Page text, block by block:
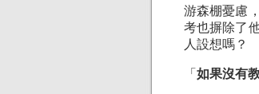
游森棚憂慮
考也摒除了
人設想嗎？
「 如果沒有